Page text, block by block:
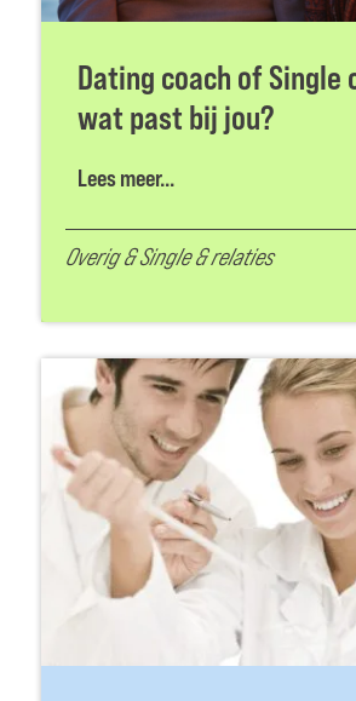
Dating coach of Single
wat past bij jou?
Lees meer...
Overig&Single & relaties